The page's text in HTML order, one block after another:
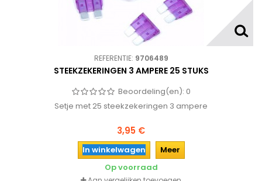
REFERENTIE: 9706489
STEEKZEKERINGEN 3 AMPERE 25 STUKS
Beoordeling(en): 0
Setje met 25 steekzekeringen 3 ampere
3,95 €
In winkelwagen
Meer
Op voorraad